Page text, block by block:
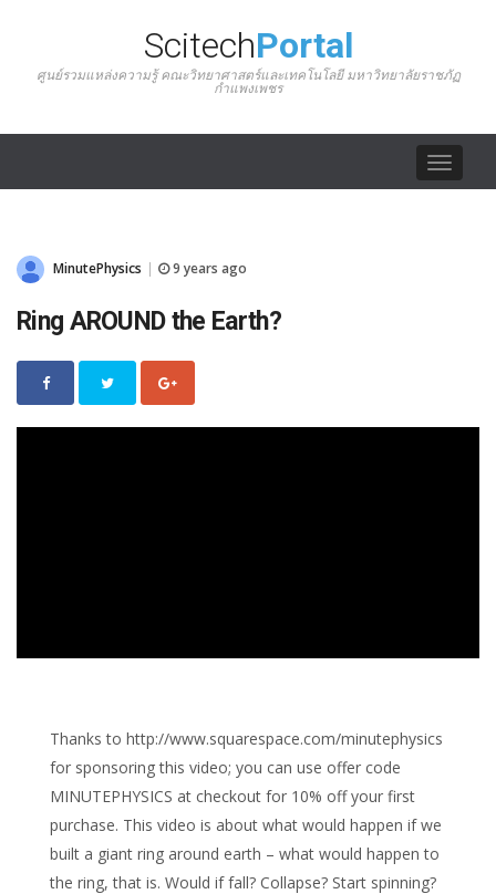
ScitechPortal
ศูนย์รวมแหล่งความรู้ คณะวิทยาศาสตร์และเทคโนโลยี มหาวิทยาลัยราชภัฏ
กำแพงเพชร
Toggle
MinutePhysics 9 years ago
Ring AROUND the Earth?
Thanks to http://www.squarespace.com/minutephysics
for sponsoring this video; you can use offer code
MINUTEPHYSICS at checkout for 10% off your first
purchase. This video is about what would happen if we
built a giant ring around earth – what would happen to
the ring, that is. Would if fall? Collapse? Start spinning?